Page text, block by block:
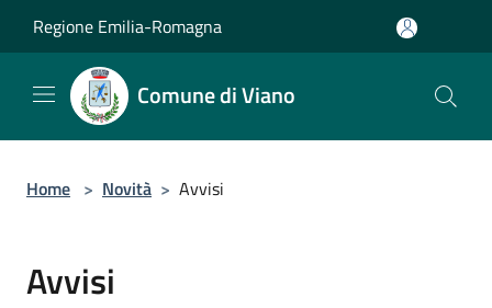
Regione Emilia-Romagna
Comune di Viano
Home > Novità > Avvisi
Avvisi